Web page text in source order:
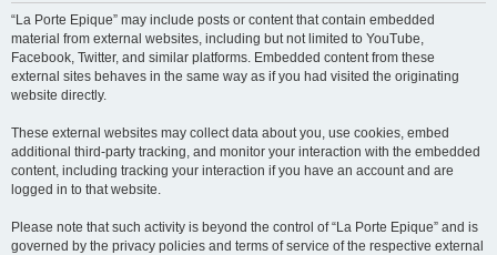
“La Porte Epique” may include posts or content that contain embedded
material from external websites, including but not limited to YouTube,
Facebook, Twitter, and similar platforms. Embedded content from these
external sites behaves in the same way as if you had visited the originating
website directly.
These external websites may collect data about you, use cookies, embed
additional third-party tracking, and monitor your interaction with the embedded
content, including tracking your interaction if you have an account and are
logged in to that website.
Please note that such activity is beyond the control of “La Porte Epique” and is
governed by the privacy policies and terms of service of the respective external